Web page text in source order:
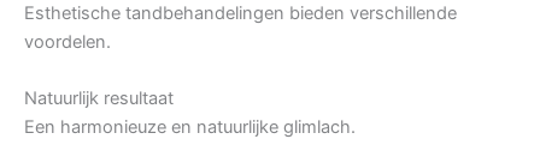
Esthetische tandbehandelingen bieden verschillende
voordelen.
Natuurlijk resultaat
Een harmonieuze en natuurlijke glimlach.